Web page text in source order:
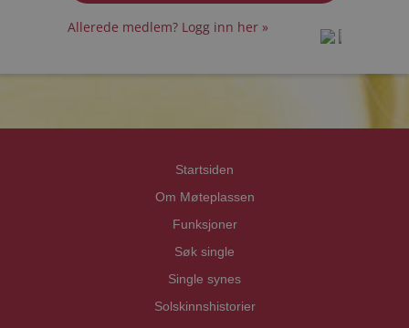
Allerede medlem? Logg inn her »
Startsiden
Om Møteplassen
Funksjoner
Søk single
Single synes
Solskinnshistorier